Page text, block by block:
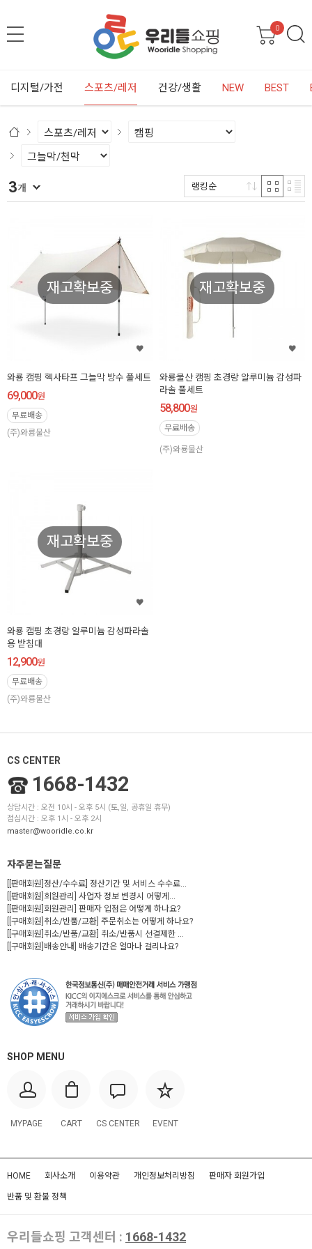
0
디지털/가전 스포츠/레저 건강/생활 NEW BEST
3개 랭킹순
재고확보중
와룡 캠핑 헥사타프 그늘막 방수 풀세트
69,000원
무료배송
(주)와룡물산
재고확보중
와룡물산 캠핑 초경랑 알루미늄 감성파
라솔 풀세트
58,800원
무료배송
(주)와룡물산
재고확보중
와룡 캠핑 초경랑 알루미늄 감성파라솔
용 받침대
12,900원
무료배송
(주)와룡물산
CS CENTER
1668-1432
상담시간 : 오전 10시 - 오후 5시 (토,일, 공휴일 휴무)
점심시간 : 오후 1시 - 오후 2시
master@wooridle.co.kr
자주묻는질문
[[판매회원]정산/수수료] 정산기간 및 서비스 수수료...
[[판매회원]회원관리] 사업자 정보 변경시 어떻게...
[[판매회원]회원관리] 판매자 입점은 어떻게 하나요?
[[구매회원]취소/반품/교환] 주문취소는 어떻게 하나요?
[[구매회원]취소/반품/교환] 취소/반품시 선결제한 ...
[[구매회원]배송안내] 배송기간은 얼마나 걸리나요?
SHOP MENU
MYPAGE CART CS CENTER EVENT
HOME 회사소개 이용약관 개인정보처리방침 판매자 회원가입
반품 및 환불 정책
우리들쇼핑 고객센터 : 1668-1432